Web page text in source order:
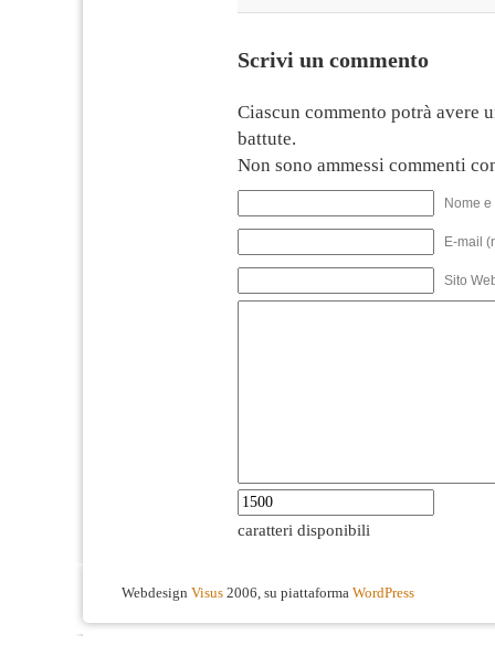
Scrivi un commento
Ciascun commento potrà avere
battute.
Non sono ammessi commenti
Nome
E-mail
Sito
caratteri disponibili
Webdesign Visus 2006, su piattaforma WordPress